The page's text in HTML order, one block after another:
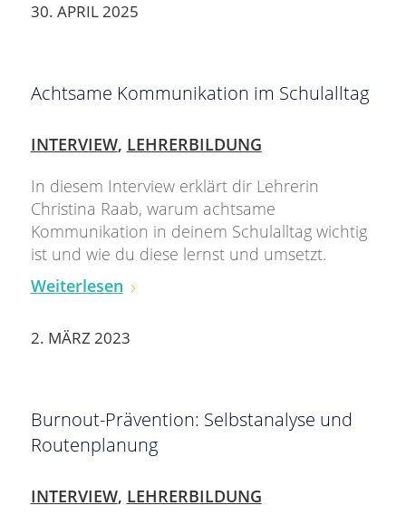
30. APRIL 2025
Achtsame Kommunikation im Schulalltag
INTERVIEW, LEHRERBILDUNG
In diesem Interview erklärt dir Lehrerin
Christina Raab, warum achtsame
Kommunikation in deinem Schulalltag wichtig
ist und wie du diese lernst und umsetzt.
Weiterlesen
2. MÄRZ 2023
Burnout-Prävention: Selbstanalyse und
Routenplanung
INTERVIEW, LEHRERBILDUNG